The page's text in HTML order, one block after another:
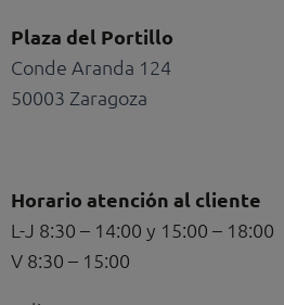
Plaza del Portillo
Conde Aranda 124
50003 Zaragoza
Horario atención al cliente
L-J 8:30 – 14:00 y 15:00 – 18:00
V 8:30 – 15:00